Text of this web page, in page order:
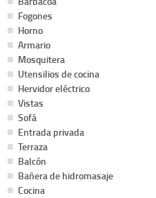
Fogones
Horno
Armario
Mosquitera
Utensilios de cocina
Hervidor eléctrico
Vistas
Sofá
Entrada privada
Terraza
Balcón
Bañera de hidromasaje
Cocina